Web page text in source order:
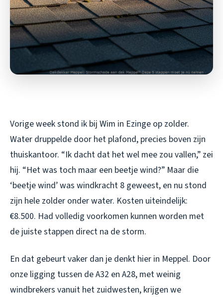
Vorige week stond ik bij Wim in Ezinge op zolder.
Water druppelde door het plafond, precies boven zijn
thuiskantoor. “Ik dacht dat het wel mee zou vallen,” zei
hij. “Het was toch maar een beetje wind?” Maar die
‘beetje wind’ was windkracht 8 geweest, en nu stond
zijn hele zolder onder water. Kosten uiteindelijk:
€8.500. Had volledig voorkomen kunnen worden met
de juiste stappen direct na de storm.
En dat gebeurt vaker dan je denkt hier in Meppel. Door
onze ligging tussen de A32 en A28, met weinig
windbrekers vanuit het zuidwesten, krijgen we